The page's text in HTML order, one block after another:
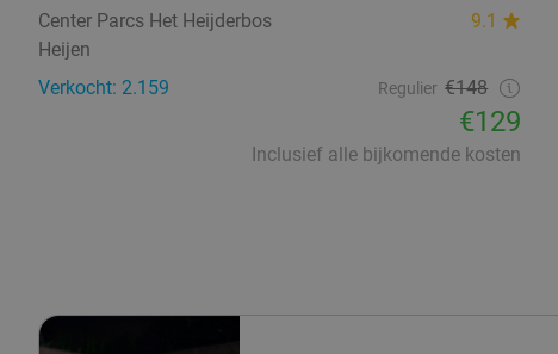
Center Parcs Het Heijderbos
9.1
Heijen
Verkocht: 2.159
Regulier €148
€129
Inclusief alle bijkomende kosten